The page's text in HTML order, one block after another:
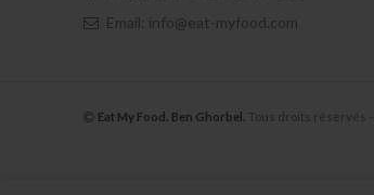
Email: info@eat-myfood.com
Eat My Food. Ben Ghorbel. Tous droits réservés -